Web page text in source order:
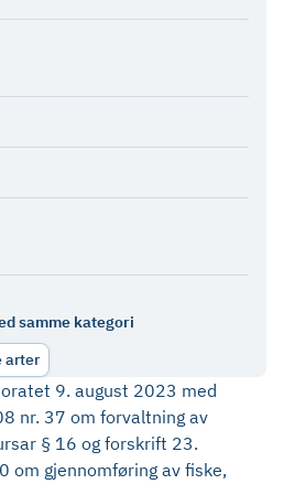
samme kategori
arter
9. august 2023 med
nr. 37 om forvaltning av
§ 16 og forskrift 23.
om gjennomføring av fiske,